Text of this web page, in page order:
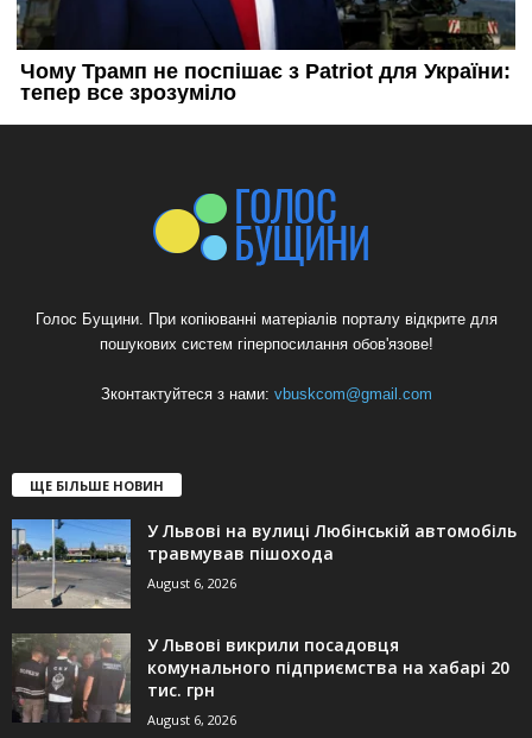
Голос Бущини. При копіюванні матеріалів порталу відкрите для
пошукових систем гіперпосилання обов'язове!
Зконтактуйтеся з нами: vbuskcom@gmail.com
ЩЕ БІЛЬШЕ НОВИН
У Львові на вулиці Любінській автомобіль
травмував пішохода
August 6, 2026
У Львові викрили посадовця
комунального підприємства на хабарі 20
тис. грн
August 6, 2026